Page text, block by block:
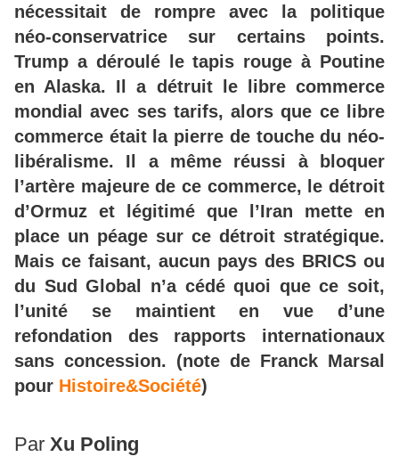
nécessitait de rompre avec la politique
néo-conservatrice sur certains points.
Trump a déroulé le tapis rouge à Poutine
en Alaska. Il a détruit le libre commerce
mondial avec ses tarifs, alors que ce libre
commerce était la pierre de touche du néo-
libéralisme. Il a même réussi à bloquer
l’artère majeure de ce commerce, le détroit
d’Ormuz et légitimé que l’Iran mette en
place un péage sur ce détroit stratégique.
Mais ce faisant, aucun pays des BRICS ou
du Sud Global n’a cédé quoi que ce soit,
l’unité se maintient en vue d’une
refondation des rapports internationaux
sans concession. (note de Franck Marsal
pour Histoire&Société)
Par Xu Poling